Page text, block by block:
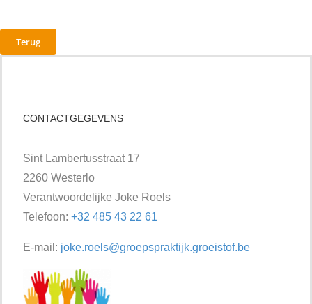
Terug
CONTACTGEGEVENS
Sint Lambertusstraat 17
2260 Westerlo
Verantwoordelijke Joke Roels
Telefoon: +32 485 43 22 61
E-mail: joke.roels@groepspraktijk.groeistof.be